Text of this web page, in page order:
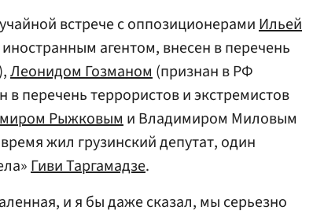
встрече с оппозиционерамиИльей
агентом, внесен в перечень
Леонидом Гозманом(признан в РФ
перечень террористов и экстремистов
Рыжковыми Владимиром Миловым
жил грузинский депутат, один
Гиви Таргамадзе.
и я бы даже сказал, мы серьезно